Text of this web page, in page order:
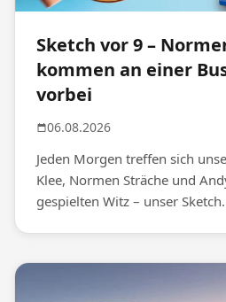
Sketch vor 9 –
kommen an einer
vorbei
06.08.2026
Jeden Morgen treffen sich
Klee, Normen Sträche und
gespielten Witz – unser